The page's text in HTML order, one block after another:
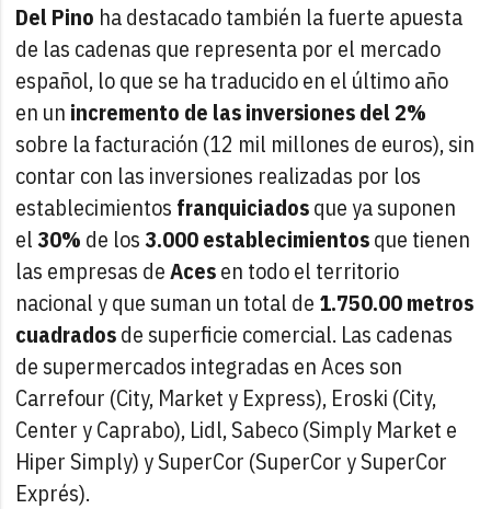
Del Pino ha destacado también la fuerte apuesta
de las cadenas que representa por el mercado
español, lo que se ha traducido en el último año
en un incremento de las inversiones del 2%
sobre la facturación (12 mil millones de euros), sin
contar con las inversiones realizadas por los
establecimientos franquiciadosque ya suponen
el30% de los3.000 establecimientosque tienen
las empresas deAcesen todo el territorio
nacional y que suman un total de 1.750.00 metros
cuadradosde superficie comercial. Las cadenas
de supermercados integradas en Aces son
Carrefour (City, Market y Express), Eroski (City,
Center y Caprabo), Lidl, Sabeco (Simply Market e
Hiper Simply) y SuperCor (SuperCor y SuperCor
Exprés).